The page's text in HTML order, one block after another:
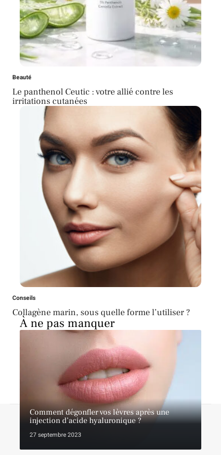
Beauté
Le panthenol Ceutic : votre allié contre les
irritations cutanées
Conseils
Collagène marin, sous quelle forme l’utiliser ?
À ne pas manquer
Comment dégonfler vos lèvres après une
injection d’acide hyaluronique ?
27 septembre 2023
A propos Contact Proposer un article
Mentions légales
Sitemap
Plan du site